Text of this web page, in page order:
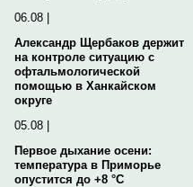
06.08 |
Александр Щербаков держит
на контроле ситуацию с
офтальмологической
помощью в Ханкайском
округе
05.08 |
Первое дыхание осени:
температура в Приморье
опустится до +8 °C